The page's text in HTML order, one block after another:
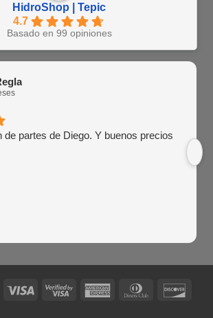
HidroShop | Tepic
4.7
Basado en 99 opiniones
de partes de Diego. Y buenos precios
Visa
Visa
American
Dinners